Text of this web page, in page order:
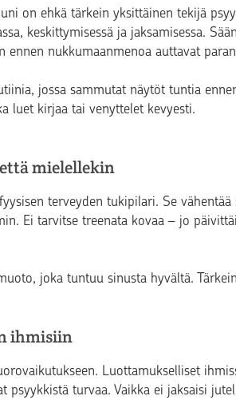
on ehkä tärkein yksittäinen tekijä
keskittymisessä ja jaksamisessa.
ennen nukkumaanmenoa auttavat
jossa sammutat näytöt tuntia
luet kirjaa tai venyttelet kevyesti.
mielellekin
terveyden tukipilari. Se
Ei tarvitse treenata kovaa – jo
joka tuntuu sinusta hyvältä.
ihmisiin
Luottamukselliset
psyykkistä turvaa. Vaikka ei jaksaisi